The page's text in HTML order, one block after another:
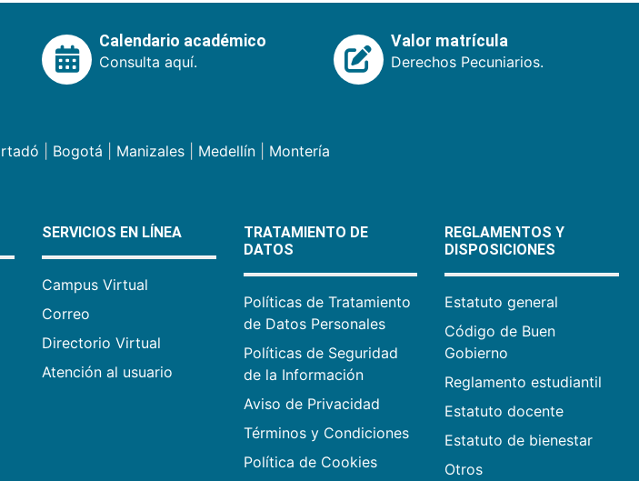
Calendario académico
Consulta aquí.
Valor matrícula
Derechos Pecuniarios.
Bogotá Manizales| Medellín| Montería
SERVICIOS EN LÍNEA
Campus Virtual
Correo
Directorio Virtual
Atención al usuario
TRATAMIENTO DE
DATOS
Políticas de Tratamiento
de Datos Personales
Políticas de Seguridad
de la Información
Aviso de Privacidad
Términos y Condiciones
Política de Cookies
REGLAMENTOS Y
DISPOSICIONES
Estatuto general
Código de Buen
Gobierno
Reglamento estudiantil
Estatuto docente
Estatuto de bienestar
Otros